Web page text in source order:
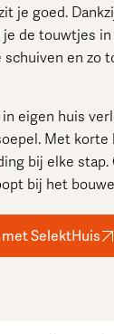
je goed.
de touwtjes in
en zo
eigen huis
Met korte
bij elke stap.
bij het
SelektHuis